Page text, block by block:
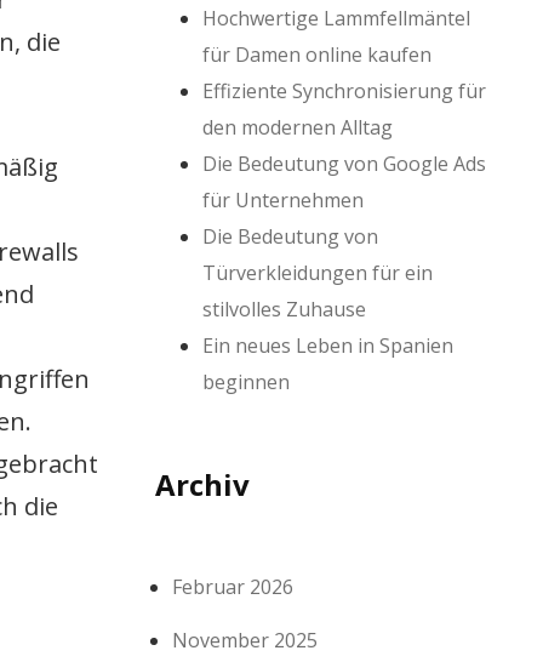
die
die
Hochwertige Lammfellmäntel
für Damen online kaufen
Effiziente Synchronisierung für
den modernen Alltag
Die Bedeutung von Google Ads
für Unternehmen
Die Bedeutung von
Türverkleidungen für ein
stilvolles Zuhause
Ein neues Leben in Spanien
beginnen
Archiv
Februar 2026
November 2025